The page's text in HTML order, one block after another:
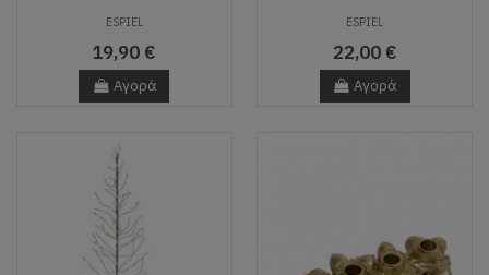
ESPIEL
19,90 €
Αγορά
ESPIEL
22,00 €
Αγορά